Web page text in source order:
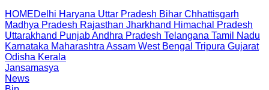
HOMEDelhi Haryana Uttar Pradesh Bihar Chhattisgarh
Madhya Pradesh Rajasthan Jharkhand Himachal Pradesh
Uttarakhand PunjabAndhra Pradesh Telangana Tamil Nadu
Karnataka Maharashtra Assam West Bengal Tripura Gujarat
Odisha Kerala
Jansamasya
News